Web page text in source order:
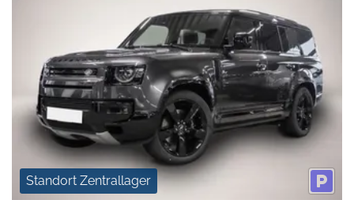
Standort Zentrallager